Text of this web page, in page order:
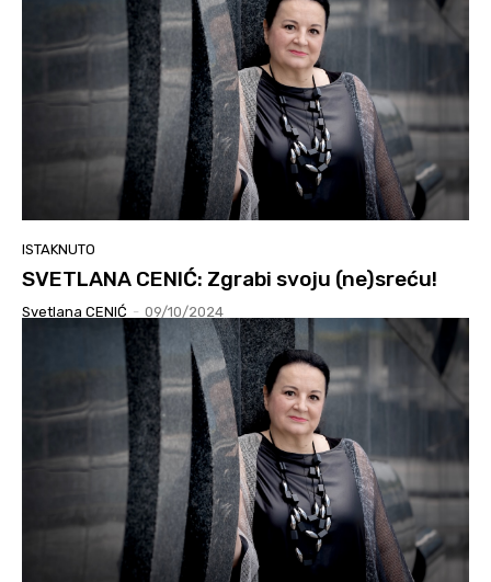
ISTAKNUTO
SVETLANA CENIĆ: Zgrabi svoju (ne)sreću!
Svetlana CENIĆ - 09/10/2024